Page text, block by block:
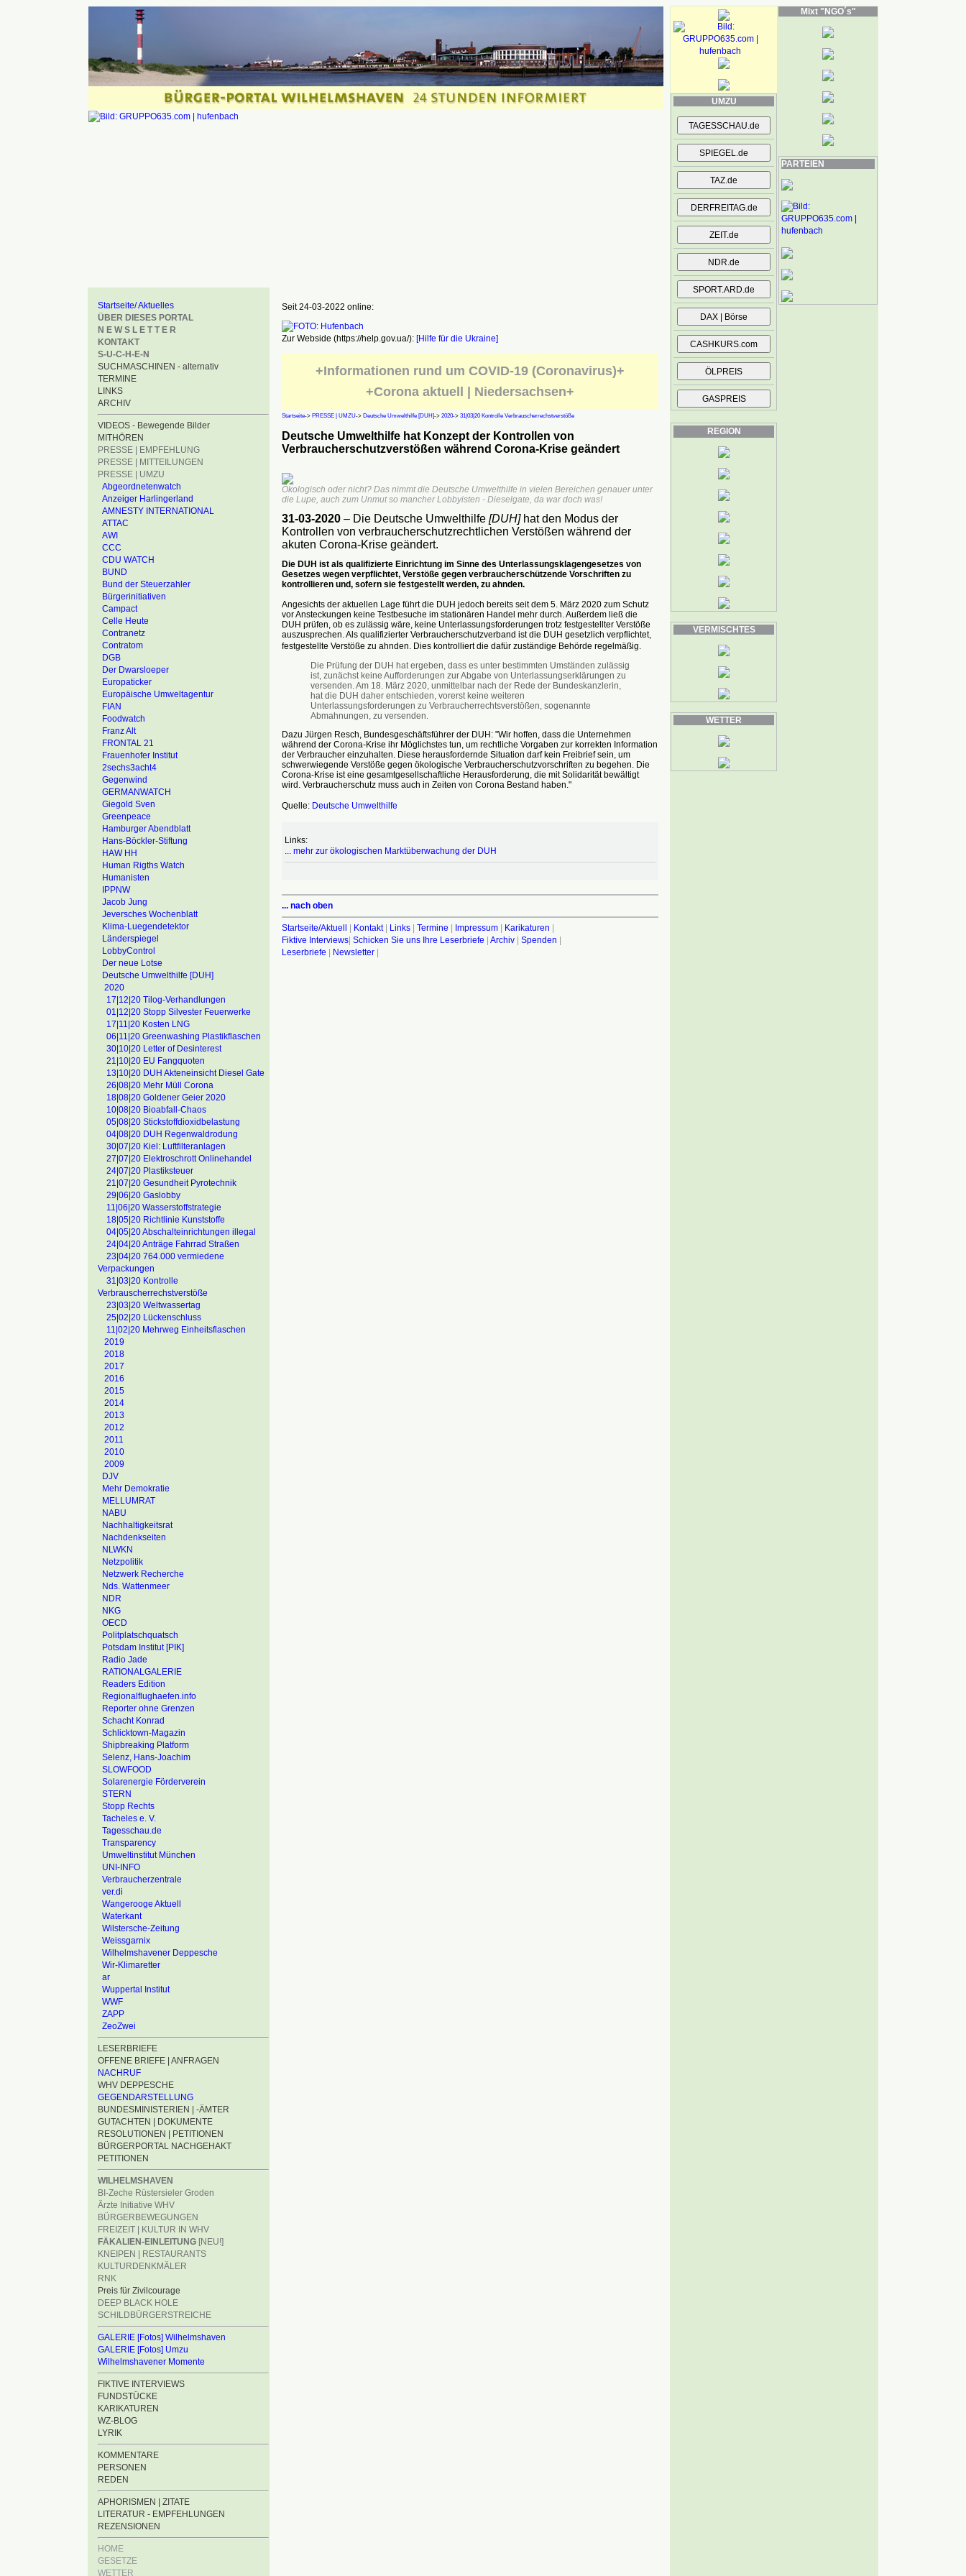
UMZU
REGION
VERMISCHTES
WETTER
Mixt "NGO´s"
PARTEIEN
Startseite/ Aktuelles
ÜBER DIESES PORTAL
N E W S L E T T E R
KONTAKT
S-U-C-H-E-N
SUCHMASCHINEN - alternativ
TERMINE
LINKS
ARCHIV
VIDEOS - Bewegende Bilder
MITHÖREN
PRESSE | EMPFEHLUNG
PRESSE | MITTEILUNGEN
PRESSE | UMZU
Abgeordnetenwatch
Anzeiger Harlingerland
AMNESTY INTERNATIONAL
ATTAC
AWI
CCC
CDU WATCH
BUND
Bund der Steuerzahler
Bürgerinitiativen
Campact
Celle Heute
Contranetz
Contratom
DGB
Der Dwarsloeper
Europaticker
Europäische Umweltagentur
FIAN
Foodwatch
Franz Alt
FRONTAL 21
Frauenhofer Institut
2sechs3acht4
Gegenwind
GERMANWATCH
Giegold Sven
Greenpeace
Hamburger Abendblatt
Hans-Böckler-Stiftung
HAW HH
Human Rigths Watch
Humanisten
IPPNW
Jacob Jung
Jeversches Wochenblatt
Klima-Luegendetektor
Länderspiegel
LobbyControl
Der neue Lotse
Deutsche Umwelthilfe [DUH]
2020
17|12|20 Tilog-Verhandlungen
01|12|20 Stopp Silvester Feuerwerke
17|11|20 Kosten LNG
06|11|20 Greenwashing Plastikflaschen
30|10|20 Letter of Desinterest
21|10|20 EU Fangquoten
13|10|20 DUH Akteneinsicht Diesel Gate
26|08|20 Mehr Müll Corona
18|08|20 Goldener Geier 2020
10|08|20 Bioabfall-Chaos
05|08|20 Stickstoffdioxidbelastung
04|08|20 DUH Regenwaldrodung
30|07|20 Kiel: Luftfilteranlagen
27|07|20 Elektroschrott Onlinehandel
24|07|20 Plastiksteuer
21|07|20 Gesundheit Pyrotechnik
29|06|20 Gaslobby
11|06|20 Wasserstoffstrategie
18|05|20 Richtlinie Kunststoffe
04|05|20 Abschalteinrichtungen illegal
24|04|20 Anträge Fahrrad Straßen
23|04|20 764.000 vermiedene
Verpackungen
31|03|20 Kontrolle
Verbrauscherrechstverstöße
23|03|20 Weltwassertag
25|02|20 Lückenschluss
11|02|20 Mehrweg Einheitsflaschen
2019
2018
2017
2016
2015
2014
2013
2012
2011
2010
2009
DJV
Mehr Demokratie
MELLUMRAT
NABU
Nachhaltigkeitsrat
Nachdenkseiten
NLWKN
Netzpolitik
Netzwerk Recherche
Nds. Wattenmeer
NDR
NKG
OECD
Politplatschquatsch
Potsdam Institut [PIK]
Radio Jade
RATIONALGALERIE
Readers Edition
Regionalflughaefen.info
Reporter ohne Grenzen
Schacht Konrad
Schlicktown-Magazin
Shipbreaking Platform
Selenz, Hans-Joachim
SLOWFOOD
Solarenergie Förderverein
STERN
Stopp Rechts
Tacheles e. V.
Tagesschau.de
Transparency
Umweltinstitut München
UNI-INFO
Verbraucherzentrale
ver.di
Wangerooge Aktuell
Waterkant
Wilstersche-Zeitung
Weissgarnix
Wilhelmshavener Deppesche
Wir-Klimaretter
ar
Wuppertal Institut
WWF
ZAPP
ZeoZwei
LESERBRIEFE
OFFENE BRIEFE | ANFRAGEN
NACHRUF
WHV DEPPESCHE
GEGENDARSTELLUNG
BUNDESMINISTERIEN | -ÄMTER
GUTACHTEN | DOKUMENTE
RESOLUTIONEN | PETITIONEN
BÜRGERPORTAL NACHGEHAKT
PETITIONEN
WILHELMSHAVEN
BI-Zeche Rüstersieler Groden
Ärzte Initiative WHV
BÜRGERBEWEGUNGEN
FREIZEIT | KULTUR IN WHV
FÄKALIEN-EINLEITUNG [NEU!]
KNEIPEN | RESTAURANTS
KULTURDENKMÄLER
RNK
Preis für Zivilcourage
DEEP BLACK HOLE
SCHILDBÜRGERSTREICHE
GALERIE [Fotos] Wilhelmshaven
GALERIE [Fotos] Umzu
Wilhelmshavener Momente
FIKTIVE INTERVIEWS
FUNDSTÜCKE
KARIKATUREN
WZ-BLOG
LYRIK
KOMMENTARE
PERSONEN
REDEN
APHORISMEN | ZITATE
LITERATUR - EMPFEHLUNGEN
REZENSIONEN
HOME
GESETZE
WETTER
Seit 24-03-2022 online:
Zur Webside (https://help.gov.ua/): [Hilfe für die Ukraine]
+Informationen rund um COVID-19 (Coronavirus)+
+Corona aktuell | Niedersachsen+
Startseite-> PRESSE | UMZU-> Deutsche Umwelthilfe [DUH]-> 2020-> 31|03|20 Kontrolle Verbrauscherrechstverstöße
Deutsche Umwelthilfe hat Konzept der Kontrollen von
Verbraucherschutzverstößen während Corona-Krise geändert
Ökologisch oder nicht? Das nimmt die Deutsche Umwelthilfe in vielen Bereichen genauer unter
die Lupe, auch zum Unmut so mancher Lobbyisten - Dieselgate, da war doch was!
31-03-2020– Die Deutsche Umwelthilfe [DUH]hat den Modus der
Kontrollen von verbraucherschutzrechtlichen Verstößen während der
akuten Corona-Krise geändert.
Die DUH ist als qualifizierte Einrichtung im Sinne des Unterlassungsklagengesetzes von
Gesetzes wegen verpflichtet, Verstöße gegen verbraucherschützende Vorschriften zu
kontrollieren und, sofern sie festgestellt werden, zu ahnden.
Angesichts der aktuellen Lage führt die DUH jedoch bereits seit dem 5. März 2020 zum Schutz
vor Ansteckungen keine Testbesuche im stationären Handel mehr durch. Außerdem ließ die
DUH prüfen, ob es zulässig wäre, keine Unterlassungsforderungen trotz festgestellter Verstöße
auszusprechen. Als qualifizierter Verbraucherschutzverband ist die DUH gesetzlich verpflichtet,
festgestellte Verstöße zu ahnden. Dies kontrolliert die dafür zuständige Behörde regelmäßig.
Die Prüfung der DUH hat ergeben, dass es unter bestimmten Umständen zulässig
ist, zunächst keine Aufforderungen zur Abgabe von Unterlassungserklärungen zu
versenden. Am 18. März 2020, unmittelbar nach der Rede der Bundeskanzlerin,
hat die DUH daher entschieden, vorerst keine weiteren
Unterlassungsforderungen zu Verbraucherrechtsverstößen, sogenannte
Abmahnungen, zu versenden.
Dazu Jürgen Resch, Bundesgeschäftsführer der DUH: "Wir hoffen, dass die Unternehmen
während der Corona-Krise ihr Möglichstes tun, um rechtliche Vorgaben zur korrekten Information
der Verbraucher einzuhalten. Diese herausfordernde Situation darf kein Freibrief sein, um
schwerwiegende Verstöße gegen ökologische Verbraucherschutzvorschriften zu begehen. Die
Corona-Krise ist eine gesamtgesellschaftliche Herausforderung, die mit Solidarität bewältigt
wird. Verbraucherschutz muss auch in Zeiten von Corona Bestand haben."
Quelle: Deutsche Umwelthilfe
Links:
... mehr zur ökologischen Marktüberwachung der DUH
... nach oben
Startseite/Aktuell | Kontakt| Links| Termine | Impressum| Karikaturen |
Fiktive Interviews| Schicken Sie uns Ihre Leserbriefe | Archiv| Spenden |
Leserbriefe | Newsletter|